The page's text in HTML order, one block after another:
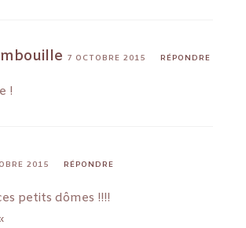
7 OCTOBRE 2015 RÉPONDRE
!
2015 RÉPONDRE
petits dômes !!!!